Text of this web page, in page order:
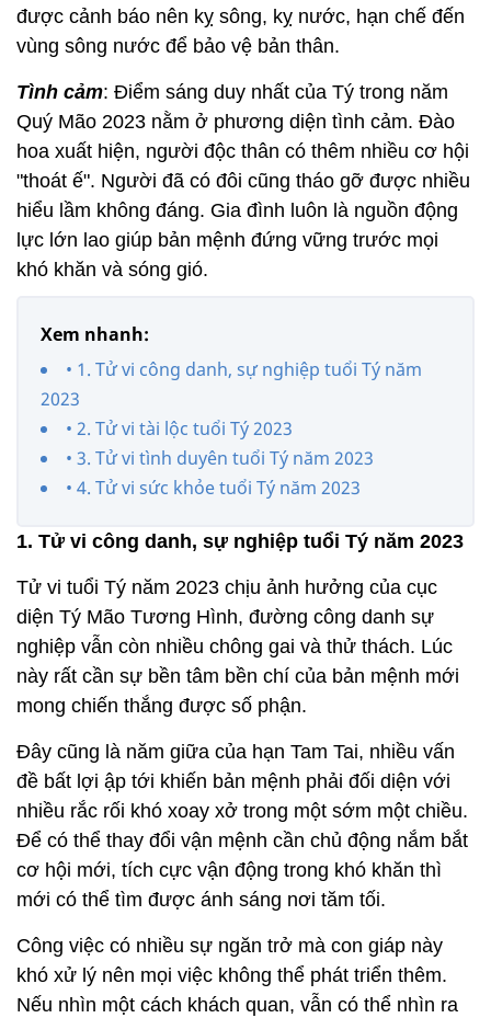
được cảnh báo nên kỵ sông, kỵ nước, hạn chế đến
vùng sông nước để bảo vệ bản thân.
Tình cảm: Điểm sáng duy nhất của Tý trong năm
Quý Mão 2023 nằm ở phương diện tình cảm. Đào
hoa xuất hiện, người độc thân có thêm nhiều cơ hội
"thoát ế". Người đã có đôi cũng tháo gỡ được nhiều
hiểu lầm không đáng. Gia đình luôn là nguồn động
lực lớn lao giúp bản mệnh đứng vững trước mọi
khó khăn và sóng gió.
Xem nhanh:
• 1. Tử vi công danh, sự nghiệp tuổi Tý năm
2023
• 2. Tử vi tài lộc tuổi Tý 2023
• 3. Tử vi tình duyên tuổi Tý năm 2023
• 4. Tử vi sức khỏe tuổi Tý năm 2023
1. Tử vi công danh, sự nghiệp tuổi Tý năm 2023
Tử vi tuổi Tý năm 2023 chịu ảnh hưởng của cục
diện Tý Mão Tương Hình, đường công danh sự
nghiệp vẫn còn nhiều chông gai và thử thách. Lúc
này rất cần sự bền tâm bền chí của bản mệnh mới
mong chiến thắng được số phận.
Đây cũng là năm giữa của hạn Tam Tai, nhiều vấn
đề bất lợi ập tới khiến bản mệnh phải đối diện với
nhiều rắc rối khó xoay xở trong một sớm một chiều.
Để có thể thay đổi vận mệnh cần chủ động nắm bắt
cơ hội mới, tích cực vận động trong khó khăn thì
mới có thể tìm được ánh sáng nơi tăm tối.
Công việc có nhiều sự ngăn trở mà con giáp này
khó xử lý nên mọi việc không thể phát triển thêm.
Nếu nhìn một cách khách quan, vẫn có thể nhìn ra